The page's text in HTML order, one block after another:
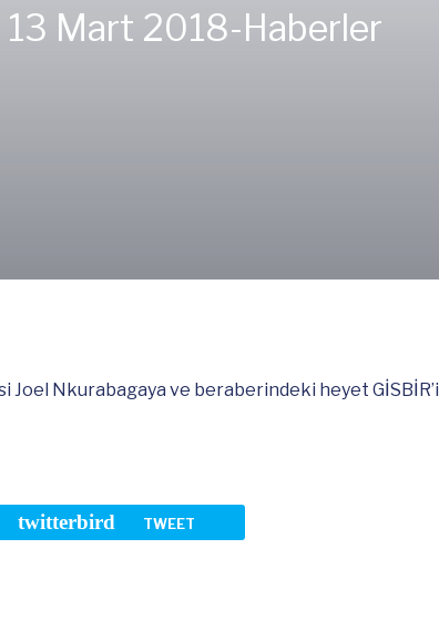
13 Mart 2018-Haberler
Joel Nkurabagaya ve beraberindeki heyet GİSBİR’i
twitterbird TWEET